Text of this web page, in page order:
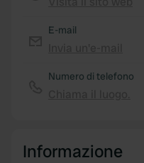
E-mail
Numero di telefono
Informazione